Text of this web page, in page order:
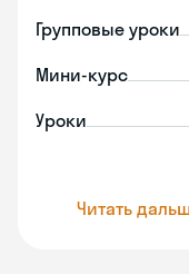
Групповые уроки
Мини-курс
Уроки
Читать